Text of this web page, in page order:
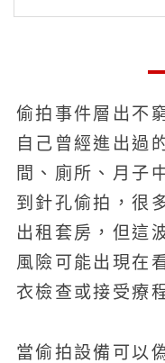
偷拍事件層出不
自己曾經進出過
間、廁所、月子
到針孔偷拍，很
出租套房，但這
風險可能出現在
衣檢查或接受療
當偷拍設備可以